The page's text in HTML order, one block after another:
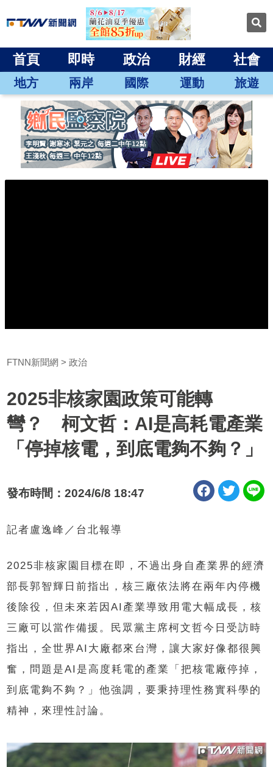
首頁 即時 政治 財經 社會
地方 兩岸 國際 運動 旅遊
FTNN新聞網 政治
2025非核家園政策可能轉
彎？ 柯文哲：AI是高耗電產業
「停掉核電，到底電夠不夠？」
發布時間：2024/6/8 18:47
記者盧逸峰／台北報導
2025非核家園目標在即，不過出身自產業界的經濟
部長郭智輝日前指出，核三廠依法將在兩年內停機
後除役，但未來若因AI產業導致用電大幅成長，核
三廠可以當作備援。民眾黨主席柯文哲今日受訪時
指出，全世界AI大廠都來台灣，讓大家好像都很興
奮，問題是AI是高度耗電的產業「把核電廠停掉，
到底電夠不夠？」他強調，要秉持理性務實科學的
精神，來理性討論。